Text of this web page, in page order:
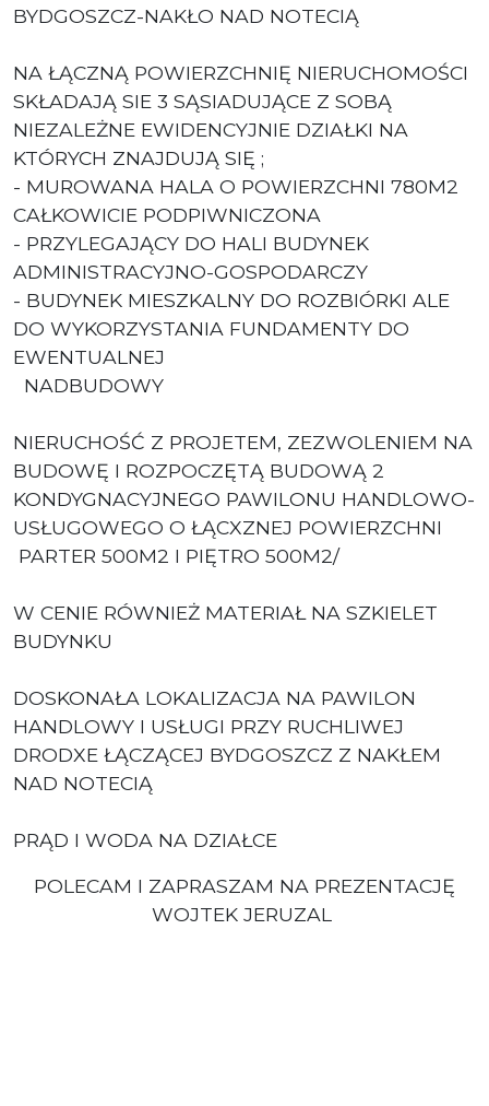
BYDGOSZCZ-NAKŁO NAD NOTECIĄ
NA ŁĄCZNĄ POWIERZCHNIĘ NIERUCHOMOŚCI
SKŁADAJĄ SIE 3 SĄSIADUJĄCE Z SOBĄ
NIEZALEŻNE EWIDENCYJNIE DZIAŁKI NA
KTÓRYCH ZNAJDUJĄ SIĘ ;
- MUROWANA HALA O POWIERZCHNI 780M2
CAŁKOWICIE PODPIWNICZONA
- PRZYLEGAJĄCY DO HALI BUDYNEK
ADMINISTRACYJNO-GOSPODARCZY
- BUDYNEK MIESZKALNY DO ROZBIÓRKI ALE
DO WYKORZYSTANIA FUNDAMENTY DO
EWENTUALNEJ
NADBUDOWY
NIERUCHOŚĆ Z PROJETEM, ZEZWOLENIEM NA
BUDOWĘ I ROZPOCZĘTĄ BUDOWĄ 2
KONDYGNACYJNEGO PAWILONU HANDLOWO-
USŁUGOWEGO O ŁĄCXZNEJ POWIERZCHNI
PARTER 500M2 I PIĘTRO 500M2/
W CENIE RÓWNIEŻ MATERIAŁ NA SZKIELET
BUDYNKU
DOSKONAŁA LOKALIZACJA NA PAWILON
HANDLOWY I USŁUGI PRZY RUCHLIWEJ
DRODXE ŁĄCZĄCEJ BYDGOSZCZ Z NAKŁEM
NAD NOTECIĄ
PRĄD I WODA NA DZIAŁCE
POLECAM I ZAPRASZAM NA PREZENTACJĘ
WOJTEK JERUZAL